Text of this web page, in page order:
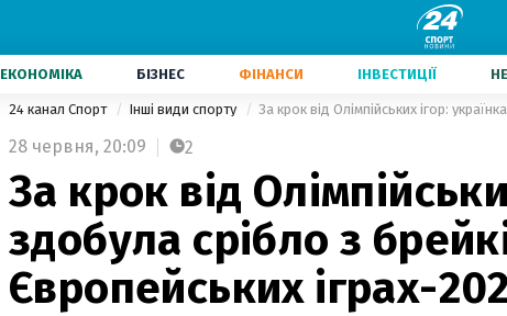
ЕКОНОМІКА БІЗНЕС ФІНАНСИ ІНВЕСТИЦІЇ
24 канал Спорт Інші види спорту За крок від Олімпійських ігор:
28 червня, 20:09 2
За крок від
здобула срібло з
Європейських іграх-